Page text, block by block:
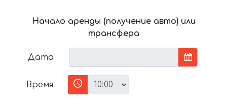
Начало аренды (получение авто) или
трансфера
Дата
Время